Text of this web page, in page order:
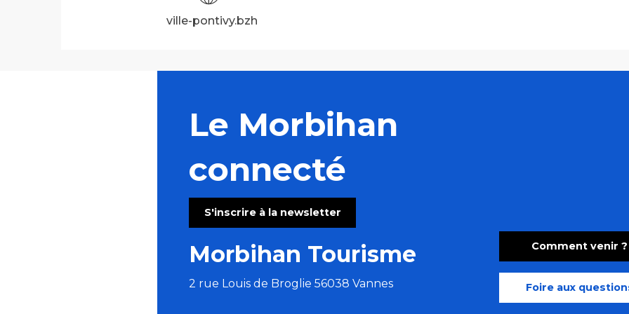
ville-pontivy.bzh
Le Morbihan
connecté
S'inscrire à la newsletter
Morbihan Tourisme
2 rue Louis de Broglie 56038 Vannes
Comment venir ?
Foire aux